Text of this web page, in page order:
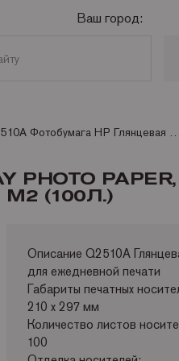
Ваш город:
Q2510A Фотобумага HP Глянцевая Everyday Photo Paper, для повседневного использования, А4, 200 г/ м2 (100л.)
PHOTO
(100Л.)
Описание Q2510A
для ежедневной печати
Габариты печатных
210 x 297 мм
Количество листов
100